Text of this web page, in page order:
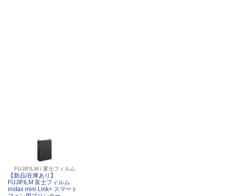
FUJIFILM / 富士フィルム
【新品/在庫あり】
FUJIFILM 富士フィルム
instax mini Link+ スマート